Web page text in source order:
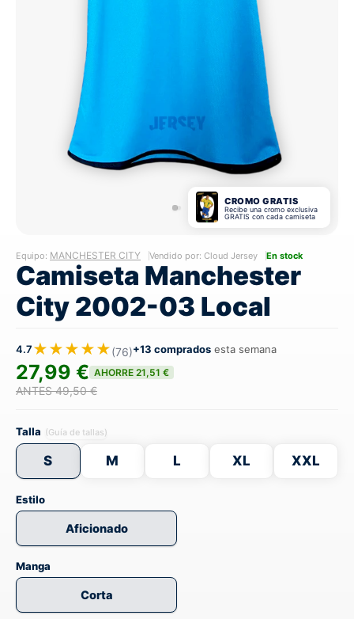
CROMO GRATIS
Recibe una cromo exclusiva
GRATIS con cada camiseta
Equipo: MANCHESTER CITY Vendido por: Cloud Jersey En stock
Camiseta Manchester
City 2002-03 Local
4.7★★★★★(76)+13 comprados esta semana
27,99 € AHORRE 21,51 €
ANTES 49,50 €
Talla (Guía de tallas)
S M L XL XXL
Estilo
Aficionado
Manga
Corta